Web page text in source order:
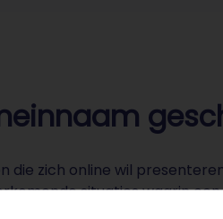
die zich online wil
situaties waarin